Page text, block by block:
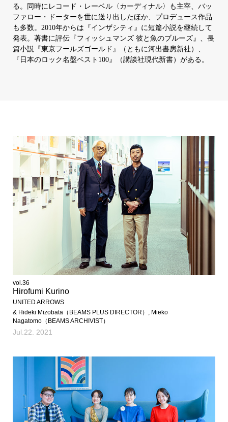
る。同時にレコード・レーベル〈カーディナル〉も主宰、バッ
ファロー・ドーターを世に送り出したほか、プロデュース作品
も多数。2010年からは『インザシティ』に短篇小説を継続して
発表。著書に評伝『フィッシュマンズ 彼と魚のブルーズ』、長
篇小説『東京フールズゴールド』（ともに河出書房新社）、
『日本のロック名盤ベスト100』（講談社現代新書）がある。
vol.36
Hirofumi Kurino
UNITED ARROWS
& Hideki Mizobata（BEAMS PLUS DIRECTOR）, Mieko
Nagatomo（BEAMS ARCHIVIST）
Jul.22. 2021